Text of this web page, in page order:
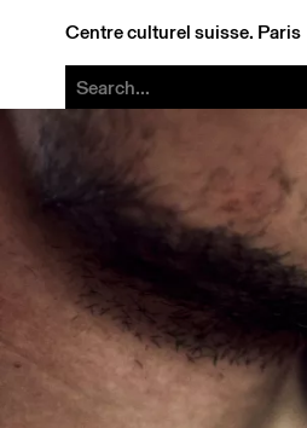
Centre culturel suisse. Paris